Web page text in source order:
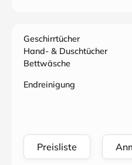
Geschirrtücher
Hand- & Duschtücher
Bettwäsche
Endreinigung
Preisliste